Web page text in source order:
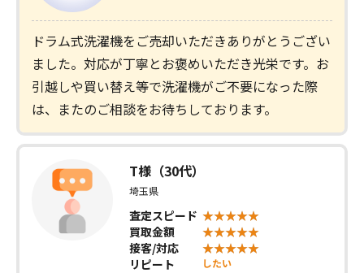
ドラム式洗濯機をご売却いただきありがとうござい
ました。対応が丁寧とお褒めいただき光栄です。お
引越しや買い替え等で洗濯機がご不要になった際
は、またのご相談をお待ちしております。
T様（30代）
埼玉県
査定スピード
買取金額
接客/対応
リピート
したい